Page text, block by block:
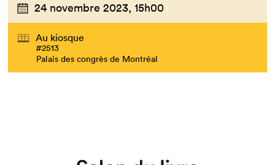
24 novembre 2023, 15h00
Au kiosque
#2513
Palais des congrès de Montréal